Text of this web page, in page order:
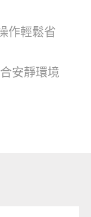
作輕鬆省
安靜環境